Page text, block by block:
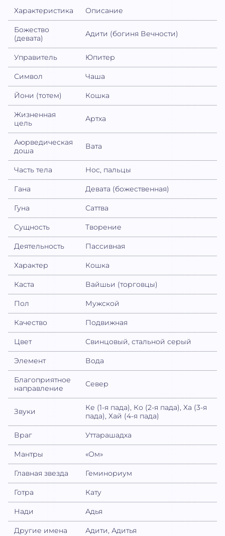
Характеристика Описание
Божество
(девата)
Адити (богиня Вечности)
Управитель Юпитер
Символ Чаша
Йони (тотем) Кошка
Жизненная
цель
Артха
Аюрведическая
доша
Вата
Часть тела Нос, пальцы
Гана Девата (божественная)
Гуна Саттва
Сущность Творение
Деятельность Пассивная
Характер Кошка
Каста Вайшьи (торговцы)
Пол Мужской
Качество Подвижная
Цвет Свинцовый, стальной серый
Элемент Вода
Благоприятное
направление
Север
Звуки
Ке (1-я пада), Ко (2-я пада), Ха (3-я
пада), Хай (4-я пада)
Враг Уттарашадха
Мантры «Ом»
Главная звезда Геминориум
Готра Кату
Нади Адья
Другие имена Адити, Адитья